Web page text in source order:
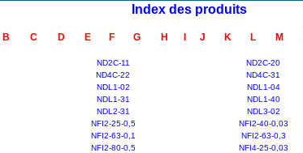
Index des produits
B C D E F G H J K L M
ND2C-11 ND2C-20
ND4C-22 ND4C-31
NDL1-02 NDL1-04
NDL1-31 NDL1-40
NDL2-31 NDL3-02
NFI2-25-0,5 NFI2-40-0,03
NFI2-63-0,1 NFI2-63-0,3
NFI2-80-0,5 NFI4-25-0,03